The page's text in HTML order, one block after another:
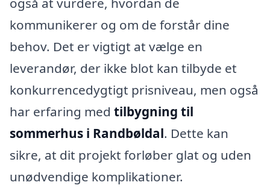
kommunikerer og om de forstår dine
behov. Det er vigtigt at vælge en
leverandør, der ikke blot kan tilbyde et
konkurrencedygtigt prisniveau, men også
har erfaring med tilbygning til
sommerhus i Randbøldal. Dette kan
sikre, at dit projekt forløber glat og uden
unødvendige komplikationer.